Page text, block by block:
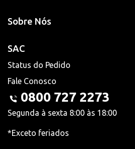
Sobre Nós
SAC
Status do Pedido
Fale Conosco
0800 727 2273
Segunda à sexta 8:00 às 18:00
*Exceto feriados